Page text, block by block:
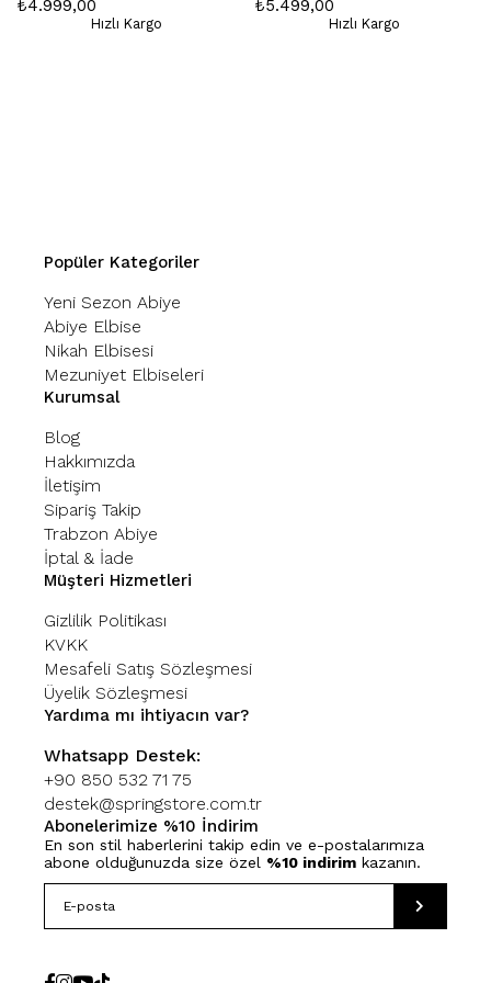
₺4.999,00
Hızlı Kargo
₺5.499,00
Hızlı Kargo
Popüler Kategoriler
Yeni Sezon Abiye
Abiye Elbise
Nikah Elbisesi
Mezuniyet Elbiseleri
Kurumsal
Blog
Hakkımızda
İletişim
Sipariş Takip
Trabzon Abiye
İptal & İade
Müşteri Hizmetleri
Gizlilik Politikası
KVKK
Mesafeli Satış Sözleşmesi
Üyelik Sözleşmesi
Yardıma mı ihtiyacın var?
Whatsapp Destek:
+90 850 532 71 75
destek@springstore.com.tr
Abonelerimize %10 İndirim
En son stil haberlerini takip edin ve e-postalarımıza
abone olduğunuzda size özel %10 indirim kazanın.